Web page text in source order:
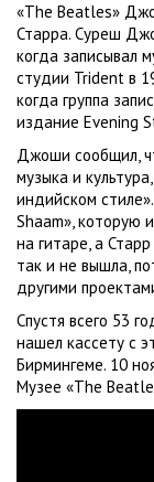
«The Beatles»
Старра. Суреш
когда записывал
студии Trident в
когда группа
издание Evening
Джоши сообщил,
музыка и
индийском
Shaam», которую
на гитаре, а
так и не вышла,
другими
Спустя всего 53
нашел кассету с
Бирмингеме. 10
Музее «The